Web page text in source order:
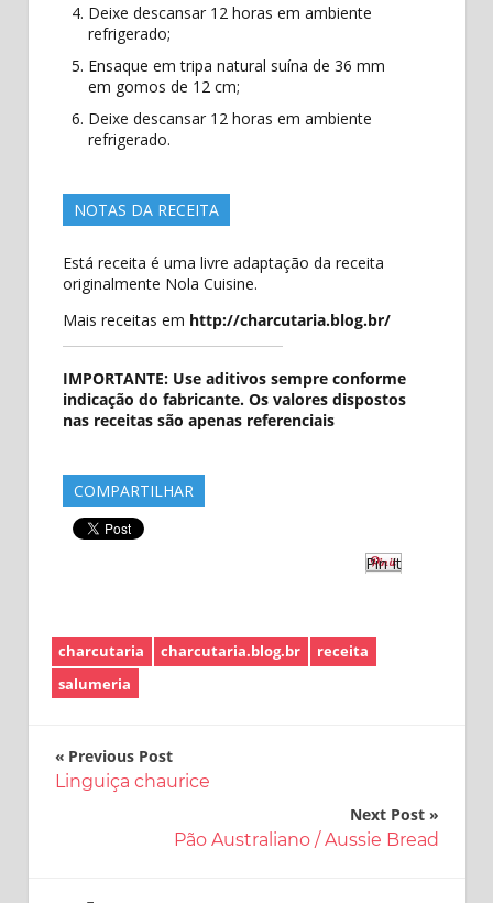
Deixe descansar 12 horas em ambiente
refrigerado;
Ensaque em tripa natural suína de 36 mm
em gomos de 12 cm;
Deixe descansar 12 horas em ambiente
refrigerado.
NOTAS DA RECEITA
Está receita é uma livre adaptação da receita
originalmente Nola Cuisine.
Mais receitas em http://charcutaria.blog.br/
IMPORTANTE: Use aditivos sempre conforme
indicação do fabricante. Os valores dispostos
nas receitas são apenas referenciais
COMPARTILHAR
Pin It
charcutaria charcutaria.blog.br
receita
salumeria
Navegação
Previous Post
Linguiça chaurice
Next Post
Pão Australiano / Aussie Bread